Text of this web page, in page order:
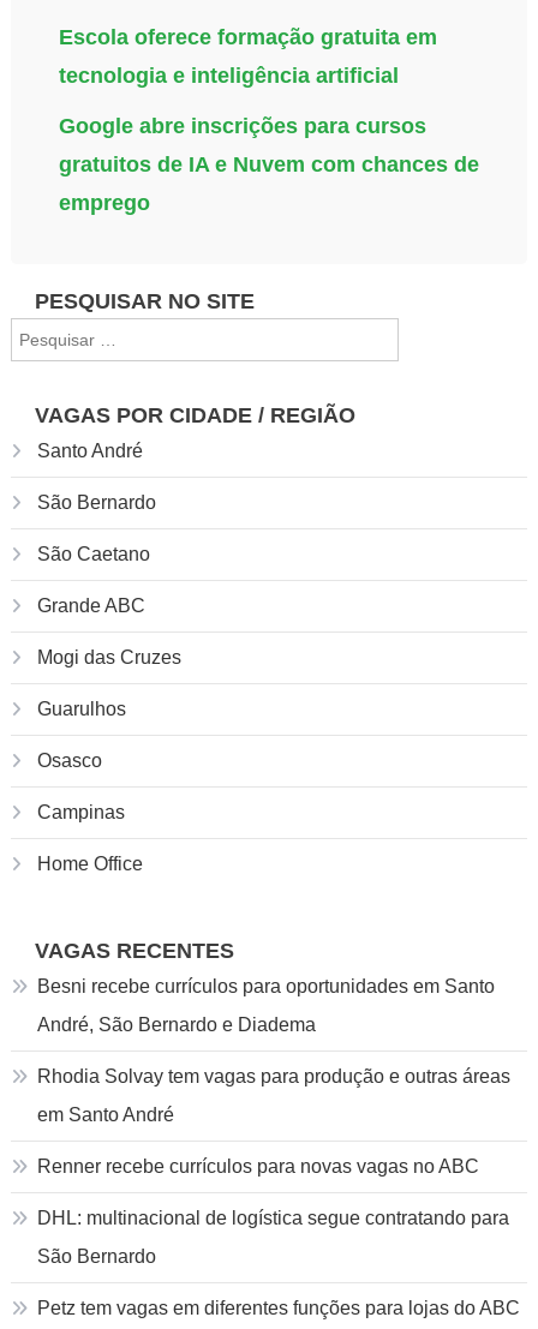
Escola oferece formação gratuita em
tecnologia e inteligência artificial
Google abre inscrições para cursos
gratuitos de IA e Nuvem com chances de
emprego
Navegação
de
Post
PESQUISAR NO SITE
por:
VAGAS POR CIDADE / REGIÃO
Santo André
São Bernardo
São Caetano
Grande ABC
Mogi das Cruzes
Guarulhos
Osasco
Campinas
Home Office
VAGAS RECENTES
Besni recebe currículos para oportunidades em Santo
André, São Bernardo e Diadema
Rhodia Solvay tem vagas para produção e outras áreas
em Santo André
Renner recebe currículos para novas vagas no ABC
DHL: multinacional de logística segue contratando para
São Bernardo
Petz tem vagas em diferentes funções para lojas do ABC